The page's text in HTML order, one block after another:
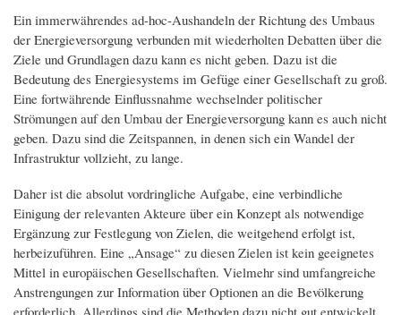
Ein immerwährendes ad-hoc-Aushandeln der Richtung des Umbaus
der Energieversorgung verbunden mit wiederholten Debatten über die
Ziele und Grundlagen dazu kann es nicht geben. Dazu ist die
Bedeutung des Energiesystems im Gefüge einer Gesellschaft zu groß.
Eine fortwährende Einflussnahme wechselnder politischer
Strömungen auf den Umbau der Energieversorgung kann es auch nicht
geben. Dazu sind die Zeitspannen, in denen sich ein Wandel der
Infrastruktur vollzieht, zu lange.
Daher ist die absolut vordringliche Aufgabe, eine verbindliche
Einigung der relevanten Akteure über ein Konzept als notwendige
Ergänzung zur Festlegung von Zielen, die weitgehend erfolgt ist,
herbeizuführen. Eine „Ansage“ zu diesen Zielen ist kein geeignetes
Mittel in europäischen Gesellschaften. Vielmehr sind umfangreiche
Anstrengungen zur Information über Optionen an die Bevölkerung